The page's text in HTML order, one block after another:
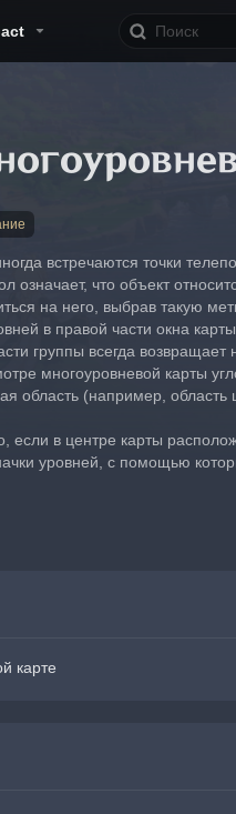
встречаются точки
означает, что объект
на него, выбрав такую
в правой части окна
группы всегда возвращает
многоуровневой карты
область (например, область
если в центре карты
уровней, с помощью
карте